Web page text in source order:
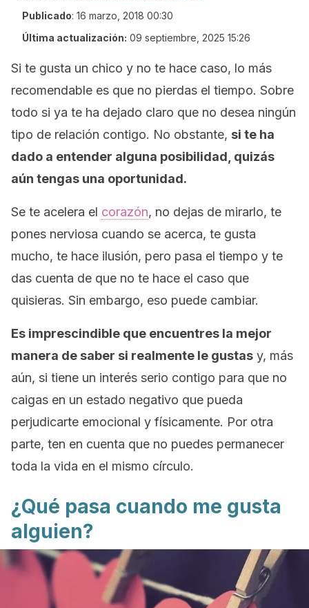
Publicado: 16 marzo, 2018 00:30
Última actualización: 09 septiembre, 2025 15:26
Si te gusta un chico y no te hace caso, lo más
recomendable es que no pierdas el tiempo. Sobre
todo si ya te ha dejado claro que no desea ningún
tipo de relación contigo. No obstante, si te ha
dado a entender alguna posibilidad, quizás
aún tengas una oportunidad.
Se te acelera el corazón, no dejas de mirarlo, te
pones nerviosa cuando se acerca, te gusta
mucho, te hace ilusión, pero pasa el tiempo y te
das cuenta de que no te hace el caso que
quisieras. Sin embargo, eso puede cambiar.
Es imprescindible que encuentres la mejor
manera de saber si realmente le gustas y, más
aún, si tiene un interés serio contigo para que no
caigas en un estado negativo que pueda
perjudicarte emocional y físicamente. Por otra
parte, ten en cuenta que no puedes permanecer
toda la vida en el mismo círculo.
¿Qué pasa cuando me gusta
alguien?